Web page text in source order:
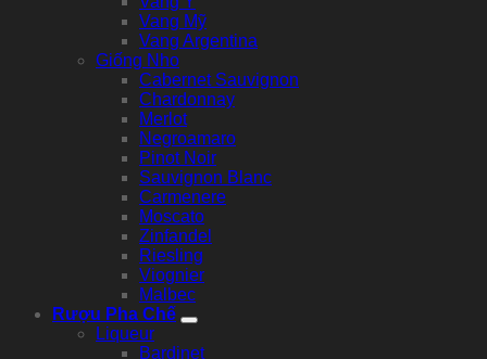
Vang Mỹ
Vang Argentina
Giống Nho
Cabernet Sauvignon
Chardonnay
Merlot
Negroamaro
Pinot Noir
Sauvignon Blanc
Carmenere
Moscato
Zinfandel
Riesling
Viognier
Malbec
Rượu Pha Chế
Liqueur
Bardinet